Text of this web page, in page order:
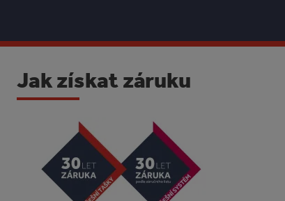
Jak získat záruku